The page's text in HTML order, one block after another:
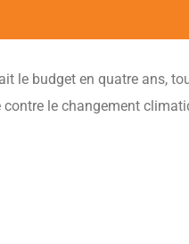
le budget en quatre ans,
le changement